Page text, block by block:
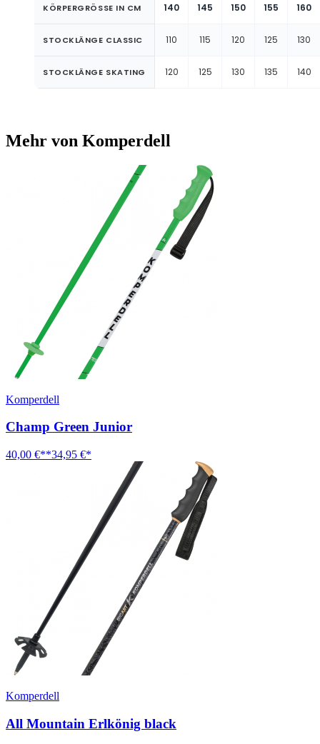
KÖRPERGRÖSSE IN CM 140 145 150 155 160
STOCKLÄNGE CLASSIC 110 115 120 125 130
STOCKLÄNGE SKATING 120 125 130 135 140
Mehr von Komperdell
Komperdell
Champ Green Junior
40,00 €**34,95 €*
Komperdell
All Mountain Erlkönig black